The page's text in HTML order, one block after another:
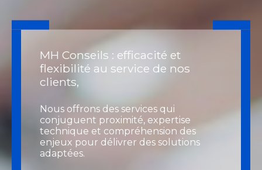
MH Conseils : efficacité et
flexibilité au service de nos
clients,
Nous offrons des services qui
conjuguent proximité, expertise
technique et compréhension des
enjeux pour délivrer des solutions
adaptées.